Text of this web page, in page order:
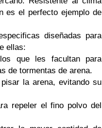
es el perfecto ejemplo de
diseñadas para
ellas:
que les facultan para
de tormentas de arena.
la arena, evitando su
repeler el fino polvo del